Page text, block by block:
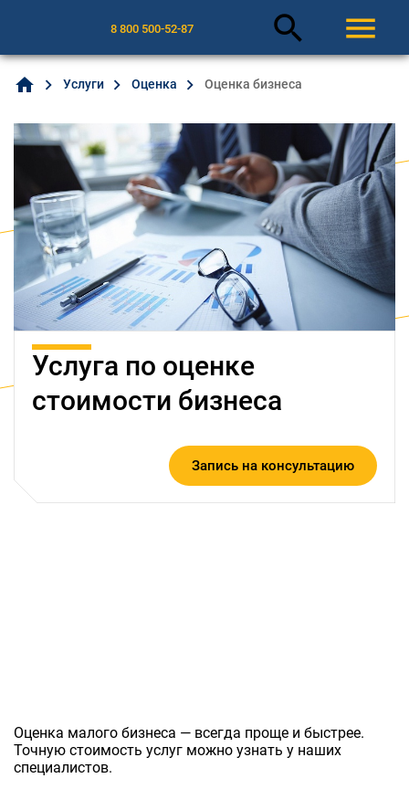
8 800 500-52-87 search menu
home Услуги Оценка Оценка бизнеса
Услуга по оценке
стоимости бизнеса
Запись на консультацию
Оценка малого бизнеса — всегда проще и быстрее.
Точную стоимость услуг можно узнать у наших
специалистов.